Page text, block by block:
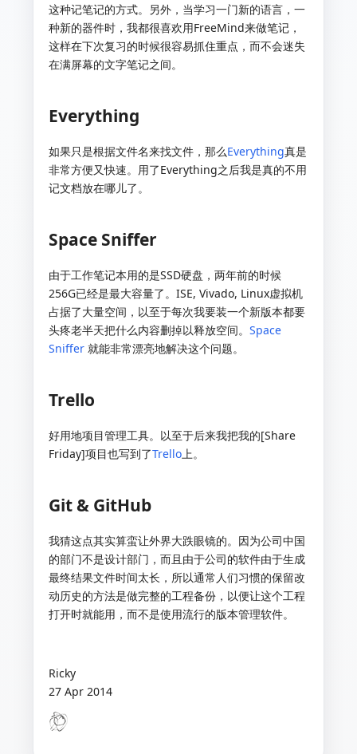
这种记笔记的方式。另外，当学习一门新的语言，一
种新的器件时，我都很喜欢用FreeMind来做笔记，
这样在下次复习的时候很容易抓住重点，而不会迷失
在满屏幕的文字笔记之间。
Everything
如果只是根据文件名来找文件，那么Everything真是
非常方便又快速。用了Everything之后我是真的不用
记文档放在哪儿了。
Space Sniffer
由于工作笔记本用的是SSD硬盘，两年前的时候
256G已经是最大容量了。ISE, Vivado, Linux虚拟机
占据了大量空间，以至于每次我要装一个新版本都要
头疼老半天把什么内容删掉以释放空间。Space
Sniffer 就能非常漂亮地解决这个问题。
Trello
好用地项目管理工具。以至于后来我把我的[Share
Friday]项目也写到了Trello上。
Git & GitHub
我猜这点其实算蛮让外界大跌眼镜的。因为公司中国
的部门不是设计部门，而且由于公司的软件由于生成
最终结果文件时间太长，所以通常人们习惯的保留改
动历史的方法是做完整的工程备份，以便让这个工程
打开时就能用，而不是使用流行的版本管理软件。
Ricky
27 Apr 2014